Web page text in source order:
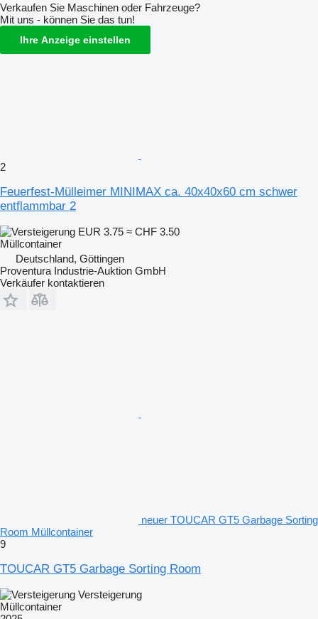
Verkaufen Sie Maschinen oder Fahrzeuge?
Mit uns - können Sie das tun!
Ihre Anzeige einstellen
2
Feuerfest-Mülleimer MINIMAX ca. 40x40x60 cm schwer
entflammbar 2
EUR 3.75 ≈ CHF 3.50
Müllcontainer
Deutschland, Göttingen
Proventura Industrie-Auktion GmbH
Verkäufer kontaktieren
neuer TOUCAR GT5 Garbage Sorting
Room Müllcontainer
9
TOUCAR GT5 Garbage Sorting Room
Versteigerung
Müllcontainer